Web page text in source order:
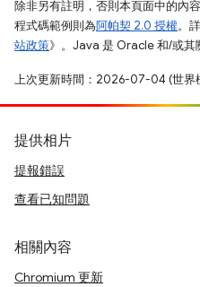
除非另有註明，否則本頁面中的內
程式碼範例則為阿帕契 2.0 授權。
站政策》。Java 是 Oracle 和/或其
上次更新時間：2026-07-04 (世界
提供相片
提報錯誤
查看已知問題
相關內容
Chromium 更新